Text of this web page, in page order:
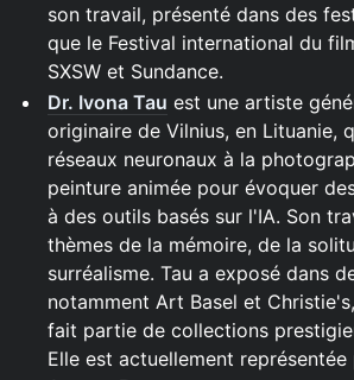
son travail, présenté dans des
que le Festival international du
SXSW et Sundance.
Dr. Ivona Tau est une artiste
originaire de Vilnius, en Lituanie,
réseaux neuronaux à la
peinture animée pour évoquer
à des outils basés sur l'IA. Son
thèmes de la mémoire, de la
surréalisme. Tau a exposé dans
notamment Art Basel et
fait partie de collections
Elle est actuellement représentée